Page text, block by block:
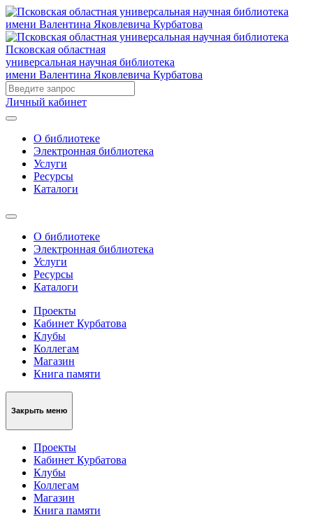
Псковская областная
универсальная научная библиотека
имени Валентина Яковлевича Курбатова
Личный кабинет
О библиотеке
Электронная библиотека
Услуги
Ресурсы
Каталоги
О библиотеке
Электронная библиотека
Услуги
Ресурсы
Каталоги
Проекты
Кабинет Курбатова
Клубы
Коллегам
Магазин
Книга памяти
Закрыть меню
Проекты
Кабинет Курбатова
Клубы
Коллегам
Магазин
Книга памяти